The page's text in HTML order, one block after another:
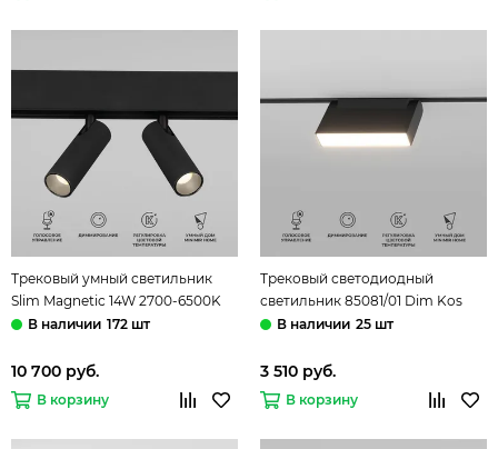
Трековый умный светильник
Slim Magnetic 14W 2700-6500K
Dim Dual чёрный 85056/01
172 шт
10 700 руб.
В корзину
Трековый светодиодный
светильник 85081/01 Dim Kos
черный Slim Magnetic
25 шт
3 510 руб.
В корзину